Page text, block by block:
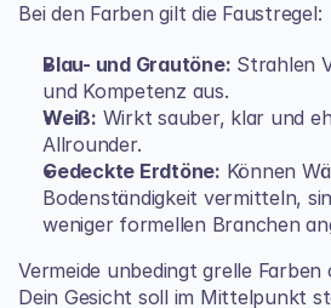
Bei den Farben gilt die Faustregel:
Blau- und Grautöne: Strahlen
und Kompetenz aus.
Weiß: Wirkt sauber, klar und
Allrounder.
Gedeckte Erdtöne: Können
Bodenständigkeit vermitteln,
weniger formellen Branchen
Vermeide unbedingt grelle
Dein Gesicht soll im Mittelpunkt